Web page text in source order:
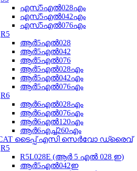
എസ്5എൽ028എം
എസ്5എൽ042എം
എസ്5എൽ076എം
R5
ആർ5എൽ028
ആർ5എൽ042
ആർ5എൽ076
ആർ5എൽ028എം
ആർ5എൽ042എം
ആർ5എൽ076എം
R6
ആർ6എൽ028എം
ആർ6എൽ076എം
ആർ6എൽ120എം
ആർ6എച്ച്260എം
ടൈപ്പ് എസി സെർവോ ഡ്രൈവ്
R5
R5L028E (ആർ 5 എൽ 028 ഇ)
ആർ5എൽ042ഇ